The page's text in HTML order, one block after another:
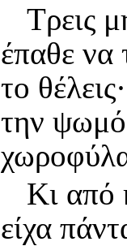
Τρεις
έπαθε να
το
την
Κι από
είχα